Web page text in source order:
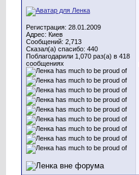
Регистрация: 28.01.2009
Адрес: Киев
Сообщений: 2,713
Сказал(а) спасибо: 440
Поблагодарили 1,070 раз(а) в 418
сообщениях